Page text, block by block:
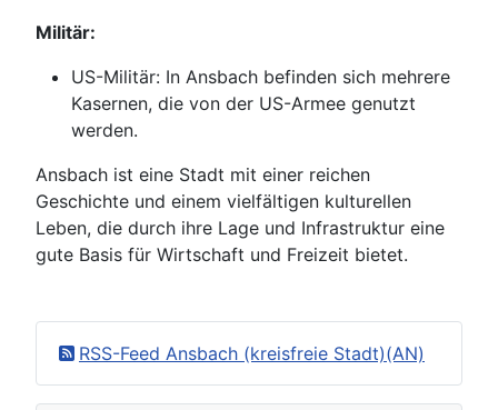
Militär:
US-Militär: In Ansbach befinden sich mehrere
Kasernen, die von der US-Armee genutzt
werden.
Ansbach ist eine Stadt mit einer reichen
Geschichte und einem vielfältigen kulturellen
Leben, die durch ihre Lage und Infrastruktur eine
gute Basis für Wirtschaft und Freizeit bietet.
RSS-Feed Ansbach (kreisfreie Stadt)(AN)